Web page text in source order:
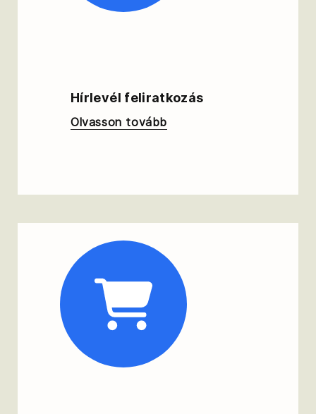
Hírlevél feliratkozás
Olvasson tovább